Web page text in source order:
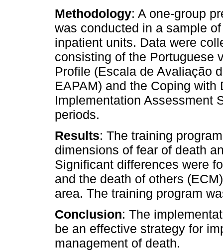
Methodology: A one-group
was conducted in a sample
inpatient units. Data were
consisting of the Portuguese
Profile (Escala de Avaliação
EAPAM) and the Coping
Implementation Assessment
periods.
Results: The training
dimensions of fear of death
Significant differences were
and the death of others
area. The training program
Conclusion: The
be an effective strategy for
management of death.